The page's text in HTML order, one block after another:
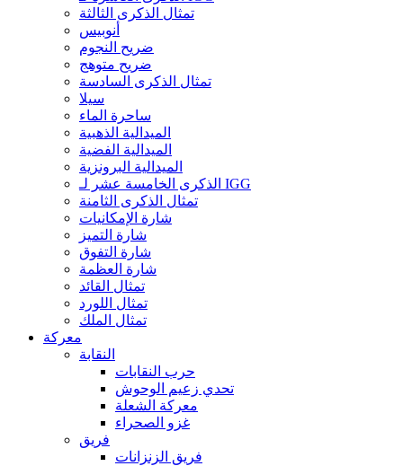
تمثال الذكرى الثالثة
أنوبيس
ضريح النجوم
ضريح متوهج
تمثال الذكرى السادسة
سيلا
ساحرة الماء
الميدالية الذهبية
الميدالية الفضية
الميدالية البرونزية
الذكرى الخامسة عشر لـ IGG
تمثال الذكرى الثامنة
شارة الإمكانيات
شارة التميز
شارة التفوق
شارة العظمة
تمثال القائد
تمثال اللورد
تمثال الملك
معركة
النقابة
حرب النقابات
تحدي زعيم الوحوش
معركة الشعلة
غزو الصحراء
فريق
فريق الزنزانات